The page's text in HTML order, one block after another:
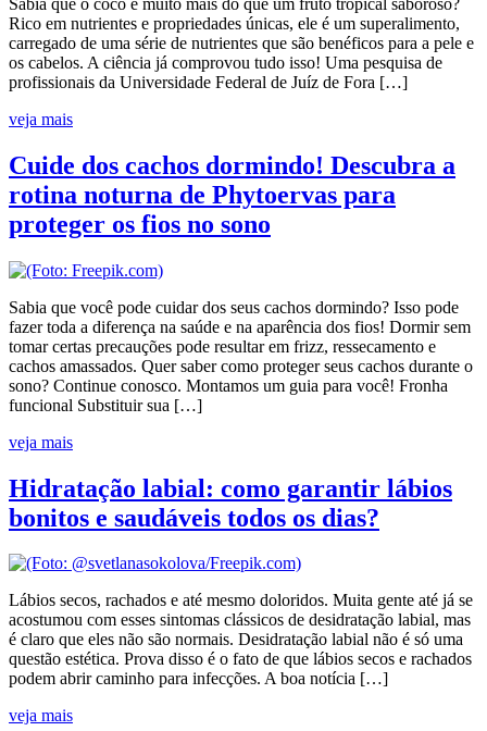
Rico em nutrientes e propriedades únicas, ele é um superalimento,
carregado de uma série de nutrientes que são benéficos para a pele e
os cabelos. A ciência já comprovou tudo isso! Uma pesquisa de
profissionais da Universidade Federal de Juíz de Fora […]
veja mais
Cuide dos cachos dormindo! Descubra a
rotina noturna de Phytoervas para
proteger os fios no sono
Sabia que você pode cuidar dos seus cachos dormindo? Isso pode
fazer toda a diferença na saúde e na aparência dos fios! Dormir sem
tomar certas precauções pode resultar em frizz, ressecamento e
cachos amassados. Quer saber como proteger seus cachos durante o
sono? Continue conosco. Montamos um guia para você! Fronha
funcional Substituir sua […]
veja mais
Hidratação labial: como garantir lábios
bonitos e saudáveis todos os dias?
Lábios secos, rachados e até mesmo doloridos. Muita gente até já se
acostumou com esses sintomas clássicos de desidratação labial, mas
é claro que eles não são normais. Desidratação labial não é só uma
questão estética. Prova disso é o fato de que lábios secos e rachados
podem abrir caminho para infecções. A boa notícia […]
veja mais